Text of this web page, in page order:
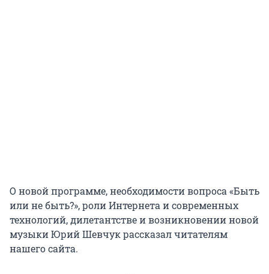
О новой программе, необходимости вопроса «Быть
или не быть?», роли Интернета и современных
технологий, дилетантстве и возникновении новой
музыки Юрий Шевчук рассказал читателям
нашего сайта.